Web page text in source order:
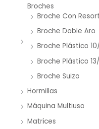
Broches
Broche Con
Broche Doble Aro
Broche Plástico
Broche Plástico
Broche Suizo
Hormillas
Máquina Multiuso
Matrices